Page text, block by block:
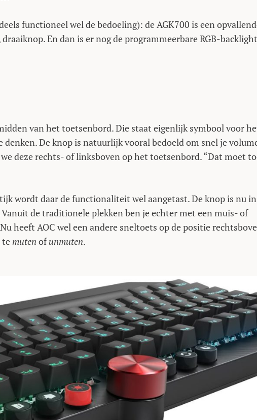
functioneel wel de bedoeling): de AGK700 is een
En dan is er nog de programmeerbare RGB-backlight
van het toetsenbord. Die staat eigenlijk symbool voor
De knop is natuurlijk vooral bedoeld om snel je
deze rechts- of linksboven op het toetsenbord. “Dat moet
wordt daar de functionaliteit wel aangetast. De knop is nu in
de traditionele plekken ben je echter met een muis- of
heeft AOC wel een andere sneltoets op de positie
te muten ofunmuten.